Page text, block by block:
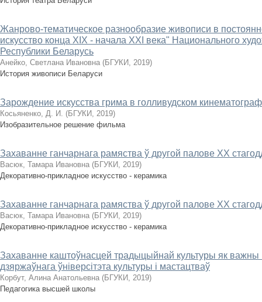
Жанрово-тематическое разнообразие живописи в
искусство конца XIX - начала XXI века" Национального
Республики Беларусь
Анейко, Светлана Ивановна (БГУКИ, 2019)
История живописи Беларуси
Зарождение искусства грима в голливудском
Косьяненко, Д. И. (БГУКИ, 2019)
Изобразительное решение фильма
Захаванне ганчарнага рамяства ў другой палове XX
Васюк, Тамара Ивановна (БГУКИ, 2019)
Декоративно-прикладное искусство - керамика
Захаванне ганчарнага рамяства ў другой палове XX
Васюк, Тамара Ивановна (БГУКИ, 2019)
Декоративно-прикладное искусство - керамика
Захаванне каштоўнасцей традыцыйнай культуры як
дзяржаўнага ўніверсітэта культуры і мастацтваў
Корбут, Алина Анатольевна (БГУКИ, 2019)
Педагогика высшей школы